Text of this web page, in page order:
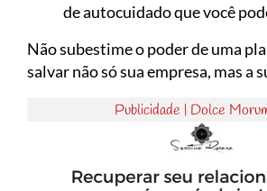
de autocuidado que você
Não subestime o poder de uma
salvar não só sua empresa, mas a
Publicidade | Dolce